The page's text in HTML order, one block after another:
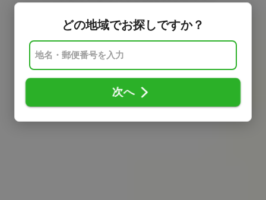
どの地域でお探しですか？
次へ